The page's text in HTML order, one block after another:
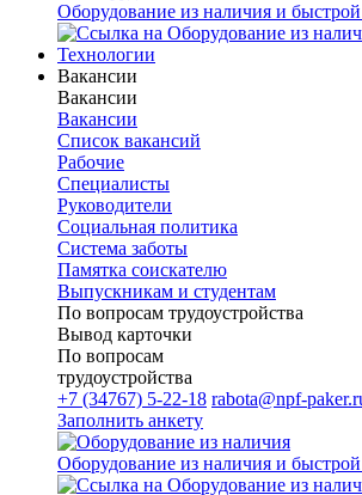
Оборудование из наличия и
Технологии
Вакансии
Вакансии
Вакансии
Список вакансий
Рабочие
Специалисты
Руководители
Cоциальная политика
Система заботы
Памятка соискателю
Выпускникам и студентам
По вопросам трудоустройства
Вывод карточки
По вопросам
трудоустройства
+7 (34767) 5-22-18 rabota@npf-
Заполнить анкету
Оборудование из наличия и